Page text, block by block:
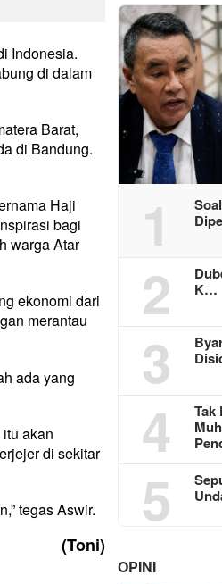
Indonesia.
di dalam
Barat,
di Bandung.
Haji
bagi
warga Atar
ekonomi dari
merantau
ada yang
akan
di sekitar
tegas Aswir.
(Toni)
1
2
K…
3
4
Tak
5
OPINI